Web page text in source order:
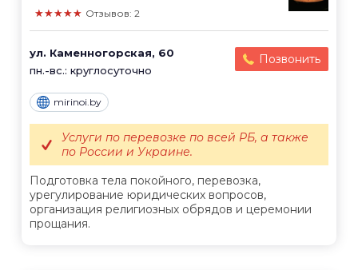
★★★★★ Отзывов: 2
ул. Каменногорская, 60
пн.-вс.: круглосуточно
Позвонить
mirinoi.by
Подготовка тела покойного, перевозка,
урегулирование юридических вопросов,
организация религиозных обрядов и церемонии
прощания.
Услуги по перевозке по всей РБ, а также
по России и Украине.